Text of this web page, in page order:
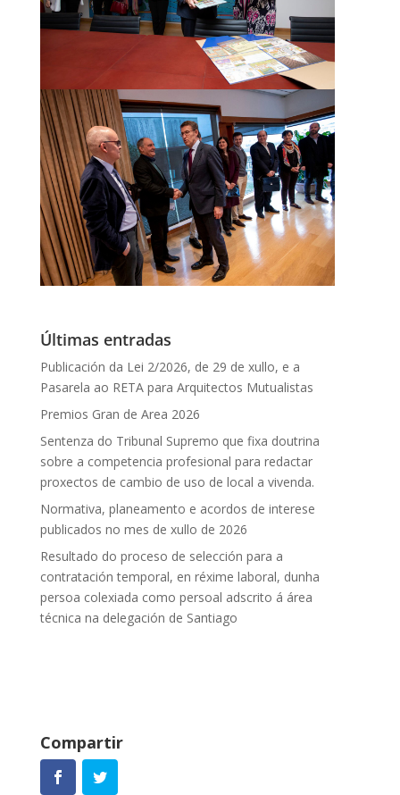
Últimas entradas
Publicación da Lei 2/2026, de 29 de xullo, e a
Pasarela ao RETA para Arquitectos Mutualistas
Premios Gran de Area 2026
Sentenza do Tribunal Supremo que fixa doutrina
sobre a competencia profesional para redactar
proxectos de cambio de uso de local a vivenda.
Normativa, planeamento e acordos de interese
publicados no mes de xullo de 2026
Resultado do proceso de selección para a
contratación temporal, en réxime laboral, dunha
persoa colexiada como persoal adscrito á área
técnica na delegación de Santiago
Compartir